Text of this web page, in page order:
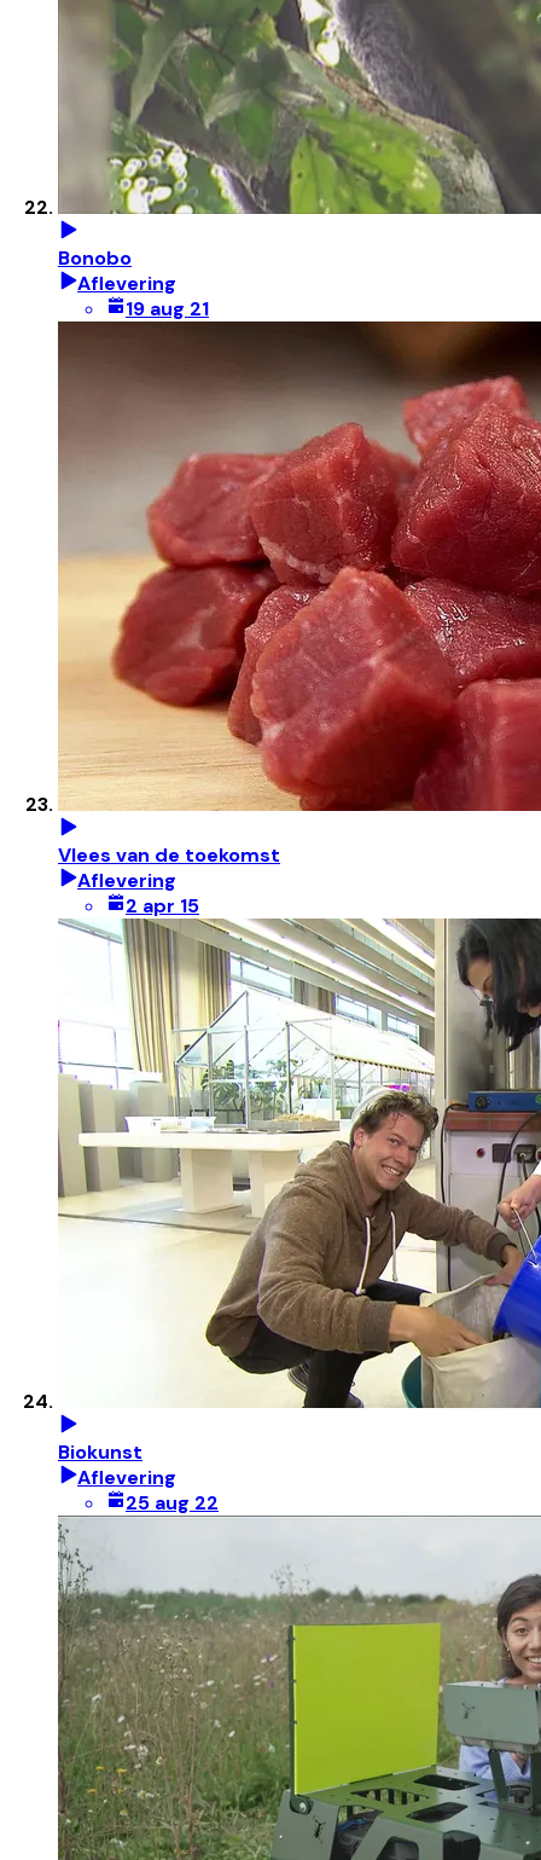
Bonobo
Aflevering
19 aug 21
Vlees van de toekomst
Aflevering
2 apr 15
Biokunst
Aflevering
25 aug 22